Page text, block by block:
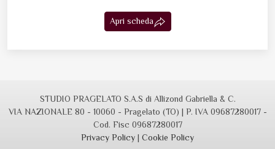
Apri scheda
STUDIO PRAGELATO S.A.S di Allizond Gabriella & C.
VIA NAZIONALE 80 - 10060 - Pragelato (TO) | P. IVA 09687280017 -
Cod. Fisc 09687280017
Privacy Policy | Cookie Policy